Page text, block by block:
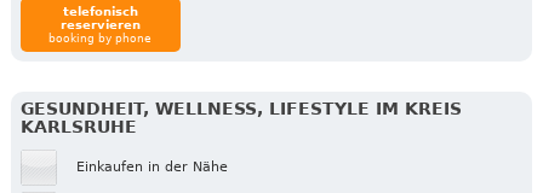
telefonisch
reservieren
booking by phone
GESUNDHEIT, WELLNESS, LIFESTYLE IM KREIS
KARLSRUHE
Einkaufen in der Nähe